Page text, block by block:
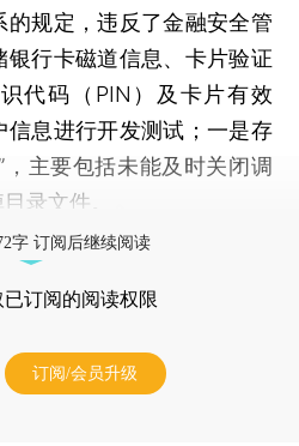
规定，违反了金融安全管
行卡磁道信息、卡片验证
代码（PIN）及卡片有效
息进行开发测试；一是存
，主要包括未能及时关闭调
录文件。
字 订阅后继续阅读
已订阅的阅读权限
订阅/会员升级